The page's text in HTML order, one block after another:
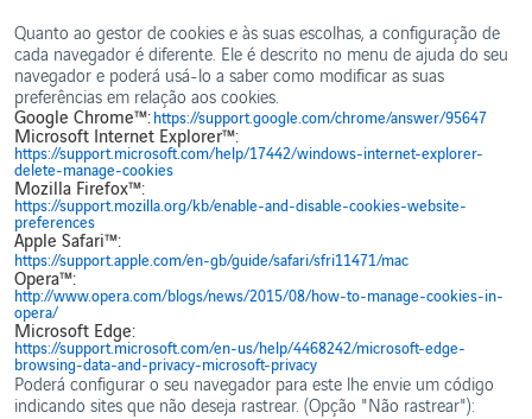
Quanto ao gestor de cookies e às suas escolhas, a configuração de
cada navegador é diferente. Ele é descrito no menu de ajuda do seu
navegador e poderá usá-lo a saber como modificar as suas
preferências em relação aos cookies.
Google Chrome™:https://support.google.com/chrome/answer/95647
Microsoft Internet Explorer™:
https://support.microsoft.com/help/17442/windows-internet-explorer-
delete-manage-cookies
Mozilla Firefox™:
https://support.mozilla.org/kb/enable-and-disable-cookies-website-
preferences
Apple Safari™:
https://support.apple.com/en-gb/guide/safari/sfri11471/mac
Opera™:
http://www.opera.com/blogs/news/2015/08/how-to-manage-cookies-in-
opera/
Microsoft Edge:
https://support.microsoft.com/en-us/help/4468242/microsoft-edge-
browsing-data-and-privacy-microsoft-privacy
Poderá configurar o seu navegador para este lhe envie um código
indicando sites que não deseja rastrear. (Opção "Não rastrear"):